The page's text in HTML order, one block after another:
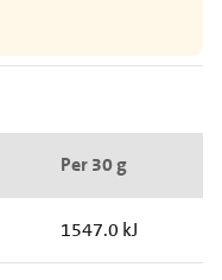
Per 30 g
1547.0 kJ